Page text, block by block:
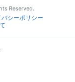
Reserved.
バシーポリシー